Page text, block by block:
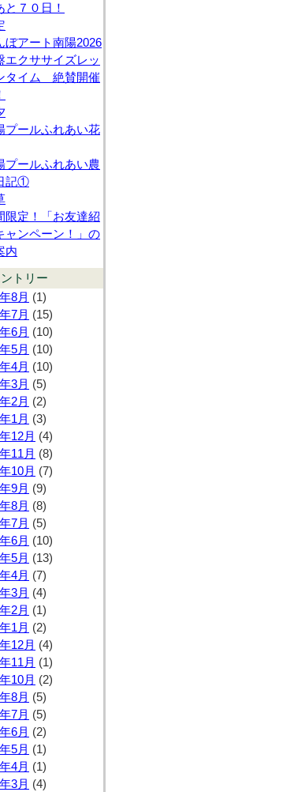
と７０日！
ぼアート南陽2026
エクササイズレッ
タイム 絶賛開催
プールふれあい花
プールふれあい農
記①
限定！「お友達紹
ャンペーン！」の
内
トリー
8月 (1)
7月 (15)
6月 (10)
5月 (10)
4月 (10)
3月 (5)
2月 (2)
1月 (3)
12月 (4)
11月 (8)
10月 (7)
9月 (9)
8月 (8)
7月 (5)
6月 (10)
5月 (13)
4月 (7)
3月 (4)
2月 (1)
1月 (2)
12月 (4)
11月 (1)
10月 (2)
8月 (5)
7月 (5)
6月 (2)
5月 (1)
4月 (1)
3月 (4)